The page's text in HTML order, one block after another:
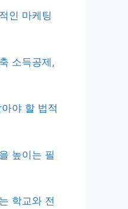
인 마케팅
소득공제,
야 할 법적
높이는 필
학교와 전